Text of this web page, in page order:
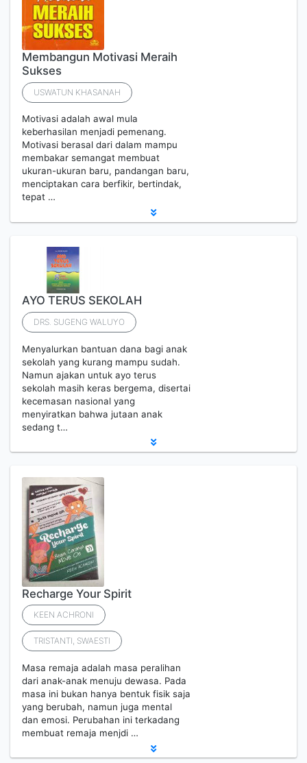
Membangun Motivasi Meraih
Sukses
USWATUN KHASANAH
Motivasi adalah awal mula
keberhasilan menjadi pemenang.
Motivasi berasal dari dalam mampu
membakar semangat membuat
ukuran-ukuran baru, pandangan baru,
menciptakan cara berfikir, bertindak,
tepat …
AYO TERUS SEKOLAH
DRS. SUGENG WALUYO
Menyalurkan bantuan dana bagi anak
sekolah yang kurang mampu sudah.
Namun ajakan untuk ayo terus
sekolah masih keras bergema, disertai
kecemasan nasional yang
menyiratkan bahwa jutaan anak
sedang t…
Recharge Your Spirit
KEEN ACHRONI
TRISTANTI, SWAESTI
Masa remaja adalah masa peralihan
dari anak-anak menuju dewasa. Pada
masa ini bukan hanya bentuk fisik saja
yang berubah, namun juga mental
dan emosi. Perubahan ini terkadang
membuat remaja menjdi …